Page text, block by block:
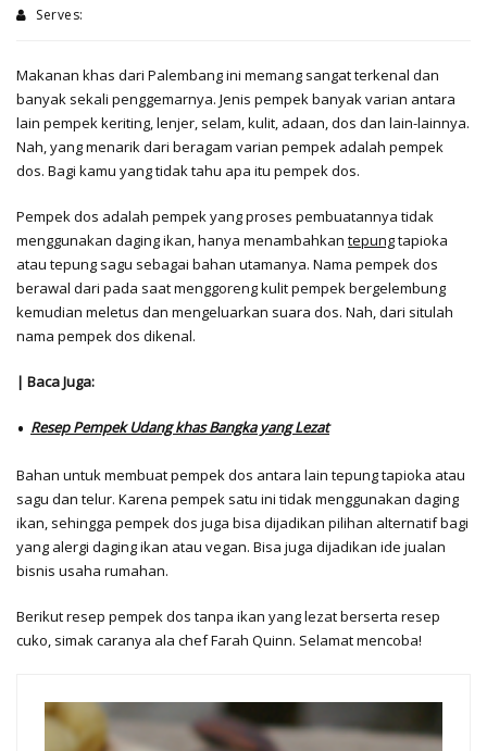
Serves:
Makanan khas dari Palembang ini memang sangat terkenal dan
banyak sekali penggemarnya. Jenis pempek banyak varian antara
lain pempek keriting, lenjer, selam, kulit, adaan, dos dan lain-lainnya.
Nah, yang menarik dari beragam varian pempek adalah pempek
dos. Bagi kamu yang tidak tahu apa itu pempek dos.
Pempek dos adalah pempek yang proses pembuatannya tidak
menggunakan daging ikan, hanya menambahkan tepungtapioka
atau tepung sagu sebagai bahan utamanya. Nama pempek dos
berawal dari pada saat menggoreng kulit pempek bergelembung
kemudian meletus dan mengeluarkan suara dos. Nah, dari situlah
nama pempek dos dikenal.
| Baca Juga:
Resep Pempek Udang khas Bangka yang Lezat
Bahan untuk membuat pempek dos antara lain tepung tapioka atau
sagu dan telur. Karena pempek satu ini tidak menggunakan daging
ikan, sehingga pempek dos juga bisa dijadikan pilihan alternatif bagi
yang alergi daging ikan atau vegan. Bisa juga dijadikan ide jualan
bisnis usaha rumahan.
Berikut resep pempek dos tanpa ikan yang lezat berserta resep
cuko, simak caranya ala chef Farah Quinn. Selamat mencoba!